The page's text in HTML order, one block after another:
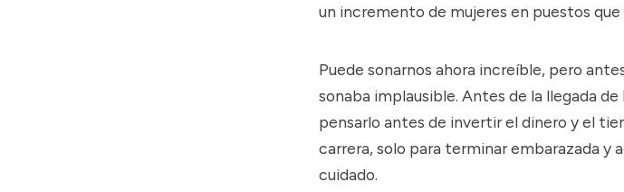
un incremento de mujeres en puestos
Puede sonarnos ahora increíble, pero
sonaba implausible. Antes de la llegada
pensarlo antes de invertir el dinero y el
carrera, solo para terminar embarazada y
cuidado.